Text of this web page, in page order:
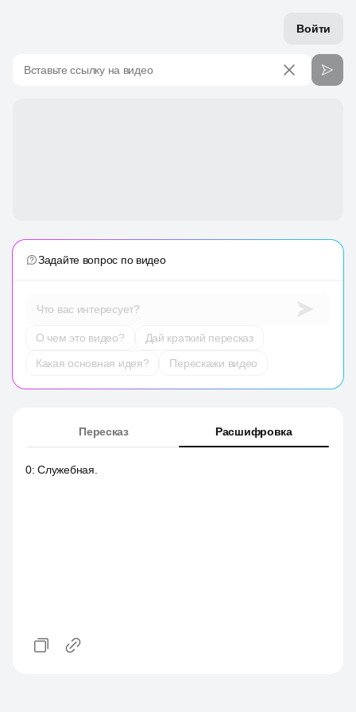
Войти
Вставьте ссылку на видео
Задайте вопрос по видео
Что вас интересует?
О чем это видео?
Дай краткий пересказ
Какая основная идея?
Перескажи видео
Пересказ Расшифровка
0:Служебная.